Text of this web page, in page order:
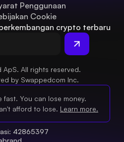
Penggunaan
Cookie
crypto terbaru
All rights reserved.
by Swappedcom Inc.
You can lose money.
afford to lose. Learn more.
42865397